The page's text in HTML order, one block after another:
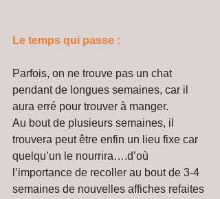
Le temps qui passe :
Parfois, on ne trouve pas un chat
pendant de longues semaines, car il
aura erré pour trouver à manger.
Au bout de plusieurs semaines, il
trouvera peut être enfin un lieu fixe car
quelqu’un le nourrira….d’où
l’importance de recoller au bout de 3-4
semaines de nouvelles affiches refaites